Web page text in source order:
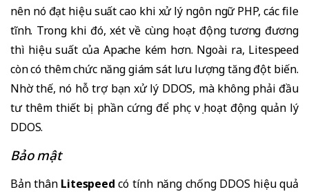
nên nó đạt hiệu suất cao khi xử lý ngôn ngữ PHP, các file
tĩnh. Trong khi đó, xét về cùng hoạt động tương đương
thì hiệu suất của Apache kém hơn. Ngoài ra, Litespeed
còn có thêm chức năng giám sát lưu lượng tăng đột biến.
Nhờ thế, nó hỗ trợ bạn xử lý DDOS, mà không phải đầu
tư thêm thiết bị phần cứng để phục vụ hoạt động quản lý
DDOS.
Bảo mật
Bản thân Litespeed có tính năng chống DDOS hiệu quả